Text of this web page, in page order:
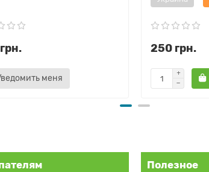
меня
250 грн.
Полезное